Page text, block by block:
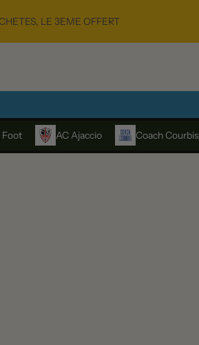
LE 3EME OFFERT
AC Ajaccio Coach Courbis